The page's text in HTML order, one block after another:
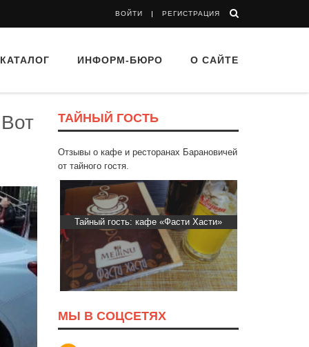
ВОЙТИ РЕГИСТРАЦИЯ
КАТАЛОГ ИНФОРМ-БЮРО О САЙТЕ
ТАЙНЫЙ ГОСТЬ
Отзывы о кафе и ресторанах Барановичей
от тайного гостя.
Тайный гость: кафе «Фасти Хасти»
МЫ В СОЦСЕТЯХ